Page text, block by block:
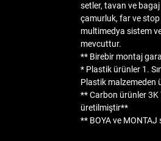
setler, tavan ve
çamurluk, far ve stop
multimedya sistem
mevcuttur.
** Birebir montaj
* Plastik ürünler 1.
Plastik malzemeden
** Carbon ürünler3K
üretilmiştir**
** BOYAve MONTAJ